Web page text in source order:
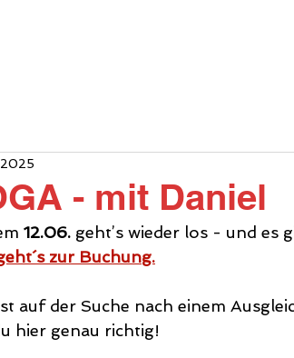
- mit Daniel
2025
12.06. geht’s wieder los - und es
zur Buchung.
auf der Suche nach einem
hier genau richtig!